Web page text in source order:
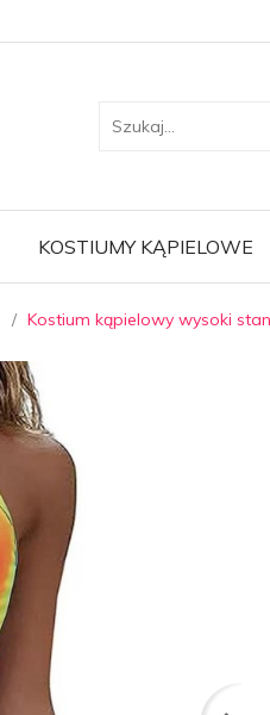
KOSTIUMY KĄPIELOWE
Kostium kąpielowy wysoki